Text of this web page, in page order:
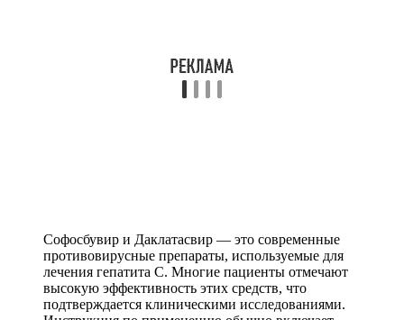
Софосбувир и Даклатасвир — это современные
противовирусные препараты, используемые для
лечения гепатита С. Многие пациенты отмечают
высокую эффективность этих средств, что
подтверждается клиническими исследованиями.